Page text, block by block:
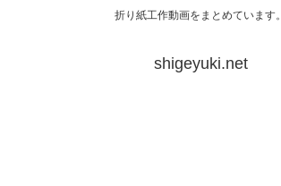
折り紙工作動画をまとめています。
shigeyuki.net